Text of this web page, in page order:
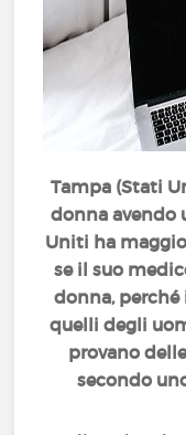
Tampa (Stati
donna avendo
Uniti ha
se il suo
donna,
quelli degli
provano
secondo